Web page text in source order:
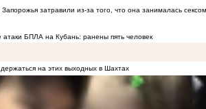
затравили из-за того, что она занималась
атаки БПЛА на Кубань: ранены пять человек
на этих выходных в Шахтах